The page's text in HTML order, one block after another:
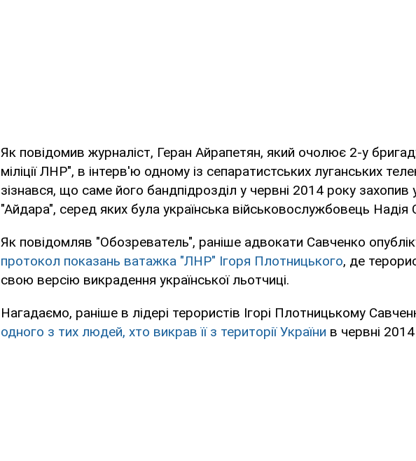
Як повідомив журналіст, Геран Айрапетян, який очолює 2-у
міліції ЛНР", в інтерв'ю одному із сепаратистських луганських
зізнався, що саме його бандпідрозділ у червні 2014 року захопив
"Айдара", серед яких була українська військовослужбовець Надія
Як повідомляв "Обозреватель", раніше адвокати Савченко
протокол показань ватажка "ЛНР" Ігоря Плотницького, де
свою версію викрадення української льотчиці.
Нагадаємо, раніше в лідері терористів Ігорі Плотницькому
одного з тих людей, хто викрав її з території України в червні